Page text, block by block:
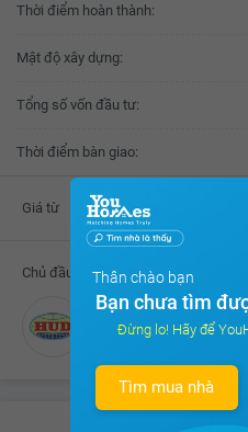
Thời điểm hoàn thành:
Mật độ xây dựng:
Tổng số vốn đầu tư:
Thời điểm bàn giao:
Giá từ
Chủ đầu tư
Tổng Công ty Đầu
Thân chào bạn
Bạn chưa tìm
Đừng lo! Hãy để
Tìm mua nhà